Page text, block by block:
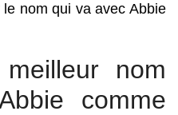
nom qui va avec Abbie
nom
comme